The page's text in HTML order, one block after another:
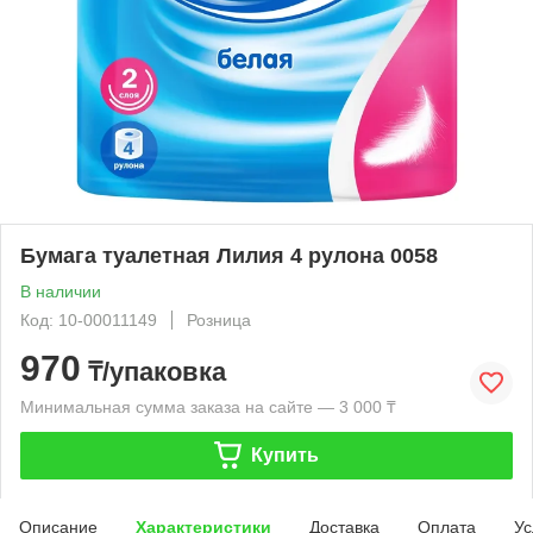
Бумага туалетная Лилия 4 рулона 0058
В наличии
Код: 10-00011149
Розница
970 ₸/упаковка
Минимальная сумма заказа на сайте — 3 000 ₸
Купить
Описание Характеристики Доставка Оплата